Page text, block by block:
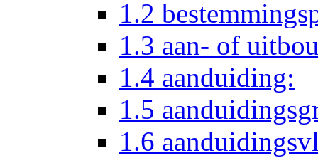
1.2
1.3 aan- of
1.4 aanduiding:
1.5
1.6